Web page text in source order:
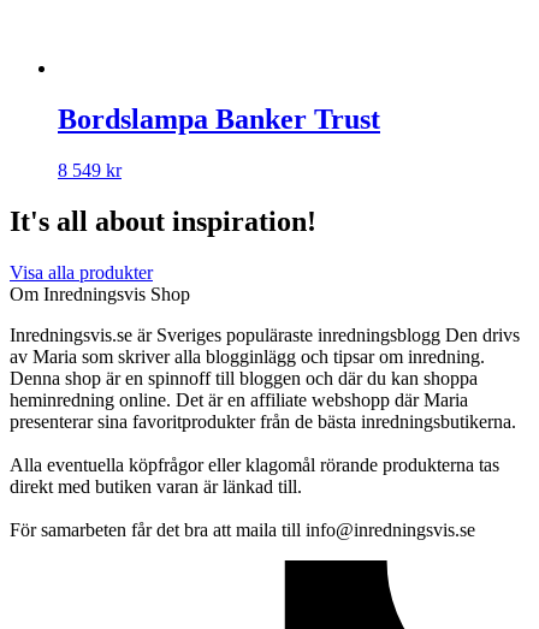
Bordslampa Banker Trust
8 549 kr
It's all about inspiration!
Visa alla produkter
Om Inredningsvis Shop
Inredningsvis.se är Sveriges populäraste inredningsblogg Den drivs
av Maria som skriver alla blogginlägg och tipsar om inredning.
Denna shop är en spinnoff till bloggen och där du kan shoppa
heminredning online. Det är en affiliate webshopp där Maria
presenterar sina favoritprodukter från de bästa inredningsbutikerna.
Alla eventuella köpfrågor eller klagomål rörande produkterna tas
direkt med butiken varan är länkad till.
För samarbeten får det bra att maila till info@inredningsvis.se